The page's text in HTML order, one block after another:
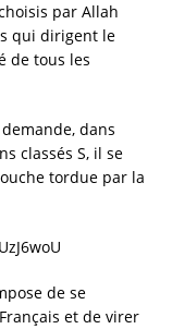
par Allah
qui dirigent le
de tous les
dans
classés S, il se
tordue par la
de se
et de virer